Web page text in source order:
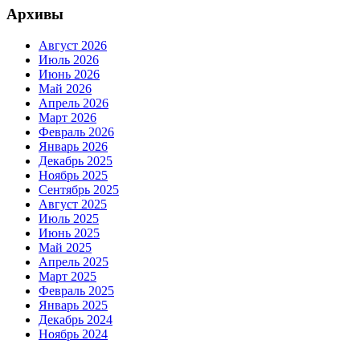
Архивы
Август 2026
Июль 2026
Июнь 2026
Май 2026
Апрель 2026
Март 2026
Февраль 2026
Январь 2026
Декабрь 2025
Ноябрь 2025
Сентябрь 2025
Август 2025
Июль 2025
Июнь 2025
Май 2025
Апрель 2025
Март 2025
Февраль 2025
Январь 2025
Декабрь 2024
Ноябрь 2024